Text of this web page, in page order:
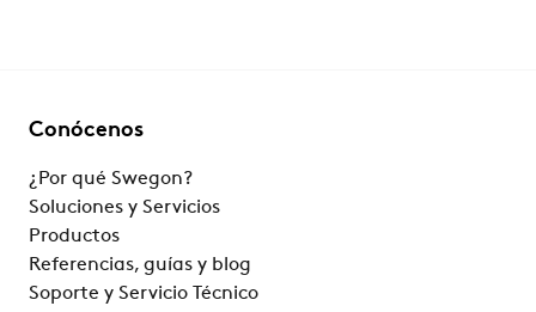
Conócenos
¿Por qué Swegon?
Soluciones y Servicios
Productos
Referencias, guías y blog
Soporte y Servicio Técnico